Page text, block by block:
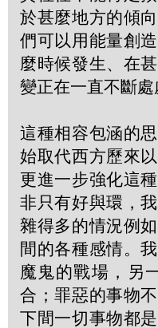
於甚麼地方的傾
們可以用能量創
麼時候發生、在
變正在一直不斷處
這種相容包涵的
始取代西方歷來
更進一步強化這
非只有好與環，
雜得多的情況例
間的各種感情。
魔鬼的戰場，另
合；罪惡的事物
下間一切事物都